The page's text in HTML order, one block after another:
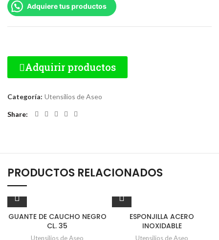
Adquiere tus productos
Adquirir productos
Categoría: Utensilios de Aseo
Share
PRODUCTOS RELACIONADOS
GUANTE DE CAUCHO NEGRO
CL. 35
Utensilios de Aseo
ESPONJILLA ACERO
INOXIDABLE
Utensilios de Aseo